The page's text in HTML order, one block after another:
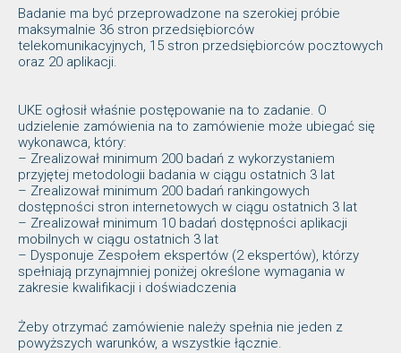
Badanie ma być przeprowadzone na szerokiej próbie
maksymalnie 36 stron przedsiębiorców
telekomunikacyjnych, 15 stron przedsiębiorców pocztowych
oraz 20 aplikacji.
UKE ogłosił właśnie postępowanie na to zadanie. O
udzielenie zamówienia na to zamówienie może ubiegać się
wykonawca, który:
– Zrealizował minimum 200 badań z wykorzystaniem
przyjętej metodologii badania w ciągu ostatnich 3 lat
– Zrealizował minimum 200 badań rankingowych
dostępności stron internetowych w ciągu ostatnich 3 lat
– Zrealizował minimum 10 badań dostępności aplikacji
mobilnych w ciągu ostatnich 3 lat
– Dysponuje Zespołem ekspertów (2 ekspertów), którzy
spełniają przynajmniej poniżej określone wymagania w
zakresie kwalifikacji i doświadczenia
Żeby otrzymać zamówienie należy spełnia nie jeden z
powyższych warunków, a wszystkie łącznie.